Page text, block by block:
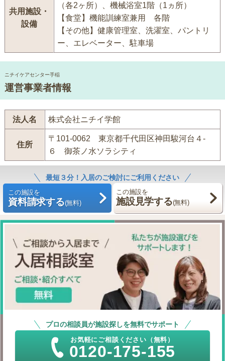
共用施設・
設備
（各2ヶ所）、機械浴室1階（1ヵ所）
【食堂】機能訓練室兼用 各階
【その他】健康管理室、洗濯室、パントリ
ー、エレベーター、駐車場
ニチイケアセンター手稲
運営事業者情報
法人名 株式会社ニチイ学館
住所
〒101-0062 東京都千代田区神田駿河台４-
６ 御茶ノ水ソラシティ
最短３分！入居のご検討にご利用ください
この施設を
資料請求する(無料)
この施設を
施設見学する(無料)
プロの相談員が施設探しを無料でサポート
お気軽にご相談ください（無料）
0120-175-155